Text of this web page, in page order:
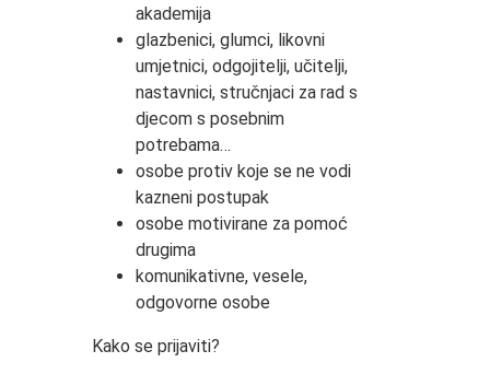
akademija
glazbenici, glumci, likovni
umjetnici, odgojitelji, učitelji,
nastavnici, stručnjaci za rad s
djecom s posebnim
potrebama…
osobe protiv koje se ne vodi
kazneni postupak
osobe motivirane za pomoć
drugima
komunikativne, vesele,
odgovorne osobe
Kako se prijaviti?